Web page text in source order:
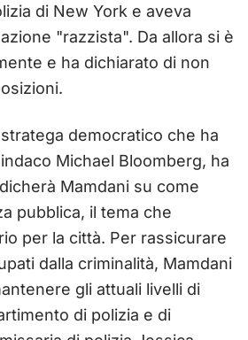
di New York e aveva
"razzista". Da allora si è
e ha dichiarato di non
democratico che ha
Michael Bloomberg, ha
Mamdani su come
pubblica, il tema che
per la città. Per rassicurare
dalla criminalità, Mamdani
gli attuali livelli di
di polizia e di